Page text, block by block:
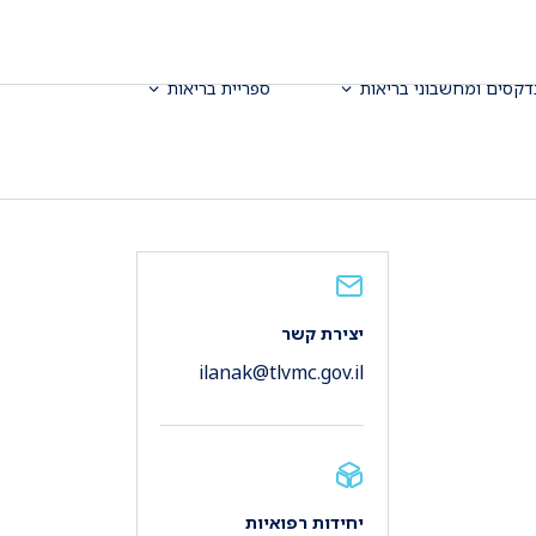
ומחשבוני בריאות ספריית בריאות
יצירת קשר
ilanak@tlvmc.gov.il
יחידות רפואיות